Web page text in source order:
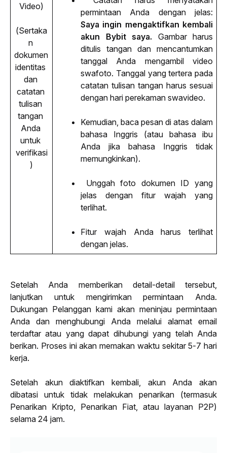
Video)
(Sertaka
n
dokumen
identitas
dan
catatan
tulisan
tangan
Anda
untuk
verifikasi
)
permintaan Anda dengan jelas:
Saya ingin mengaktifkan kembali
akun Bybit saya. Gambar harus
ditulis tangan dan mencantumkan
tanggal Anda mengambil video
swafoto. Tanggal yang tertera pada
catatan tulisan tangan harus sesuai
dengan hari perekaman swavideo.
Kemudian, baca pesan di atas dalam
bahasa Inggris (atau bahasa ibu
Anda jika bahasa Inggris tidak
memungkinkan).
jelas dengan fitur wajah yang
terlihat.
Fitur wajah Anda harus terlihat
dengan jelas.
Setelah Anda memberikan detail-detail tersebut,
lanjutkan untuk mengirimkan permintaan Anda.
Dukungan Pelanggan kami akan meninjau permintaan
Anda dan menghubungi Anda melalui alamat email
terdaftar atau yang dapat dihubungi yang telah Anda
berikan. Proses ini akan memakan waktu sekitar 5-7 hari
kerja.
Setelah akun diaktifkan kembali, akun Anda akan
dibatasi untuk tidak melakukan penarikan (termasuk
Penarikan Kripto, Penarikan Fiat, atau layanan P2P)
selama 24 jam.